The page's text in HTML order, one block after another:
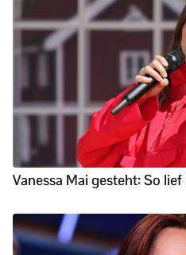
Vanessa Mai gesteht: So